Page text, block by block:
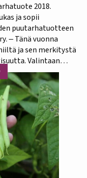
2018.
ja sopii
puutarhatuotteen
‒ Tänä vuonna
ja sen merkitystä
Valintaan
kotimaisuus.
biohiilipohjaisia.
antaa